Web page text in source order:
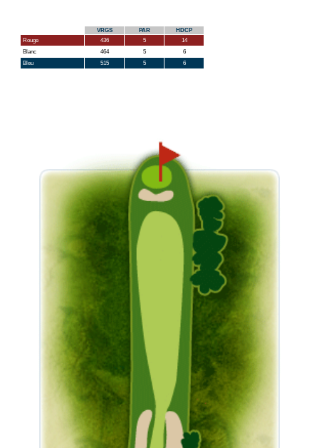
VRGS PAR
HDCP
Rouge
436 5
14
Blanc
464 5
6
Bleu
515 5 6